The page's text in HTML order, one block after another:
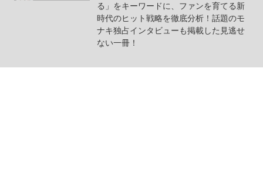
る」をキーワードに、ファンを育てる新
時代のヒット戦略を徹底分析！話題のモ
ナキ独占インタビューも掲載した見逃せ
ない一冊！